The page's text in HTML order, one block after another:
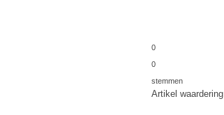
0
0
stemmen
Artikel waardering